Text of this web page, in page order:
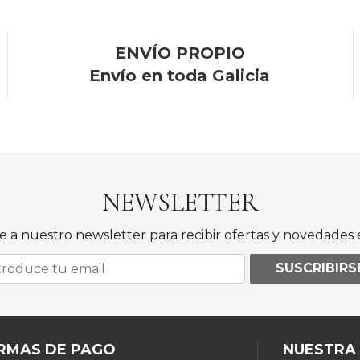
ENVÍO PROPIO
Envío en toda Galicia
NEWSLETTER
a nuestro newsletter para recibir ofertas y novedades
DE PAGO